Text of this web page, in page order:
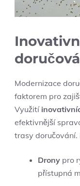
Modernizace
faktorem pro
Využití
efektivnější
trasy
Drony pro
přístupná